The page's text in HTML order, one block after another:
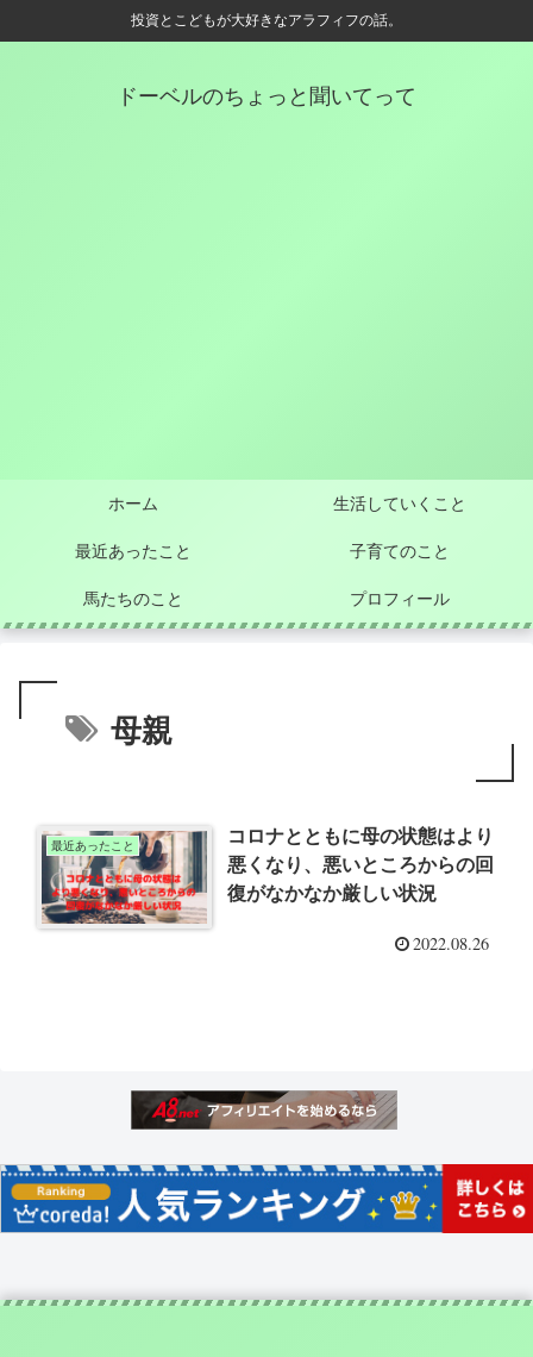
投資とこどもが大好きなアラフィフの話。
ドーベルのちょっと聞いてって
ホーム 生活していくこと
最近あったこと 子育てのこと
馬たちのこと プロフィール
母親
最近あったこと
コロナとともに母の状態はより
悪くなり、悪いところからの回
復がなかなか厳しい状況
2022.08.26